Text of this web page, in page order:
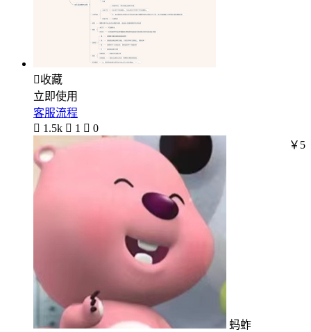
收藏
立即使用
客服流程
 1.5k  1  0
蚂蚱
￥5